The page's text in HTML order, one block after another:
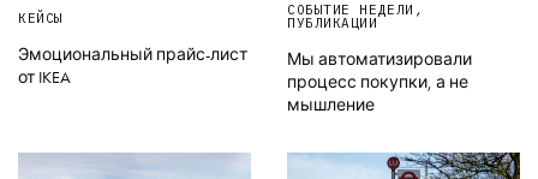
КЕЙСЫ
Эмоциональный прайс-лист
от IKEA
СОБЫТИЕ НЕДЕЛИ ,
ПУБЛИКАЦИИ
Мы автоматизировали
процесс покупки, а не
мышление